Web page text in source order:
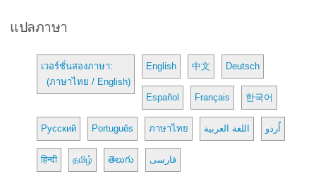
แปลภาษา
เวอร์ชั่นสองภาษา:
(ภาษาไทย / English)
English 中文 Deutsch
Español Français 한국어
Русский Português ภาษาไทย اللغة العربية اُردو
हिन्दी தமிழ் తెలుగు فارسی